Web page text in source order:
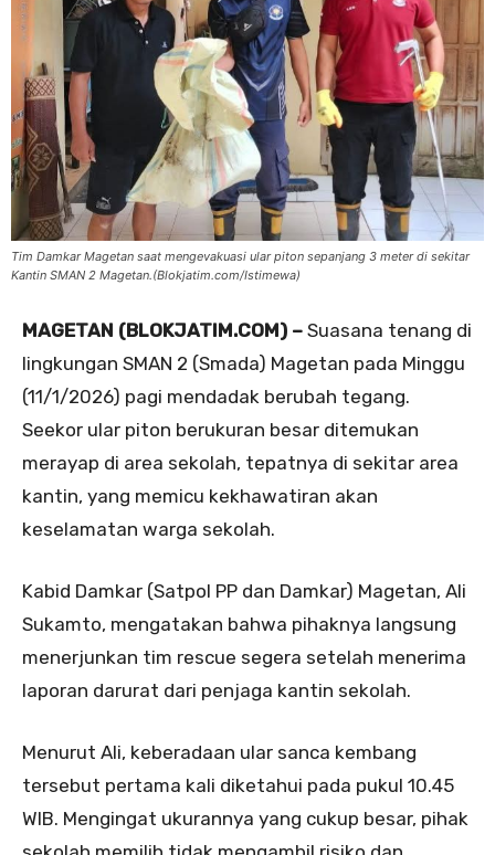
Tim Damkar Magetan saat mengevakuasi ular piton sepanjang 3 meter di sekitar
Kantin SMAN 2 Magetan.(Blokjatim.com/Istimewa)
MAGETAN (BLOKJATIM.COM) – Suasana tenang di
lingkungan SMAN 2 (Smada) Magetan pada Minggu
(11/1/2026) pagi mendadak berubah tegang.
Seekor ular piton berukuran besar ditemukan
merayap di area sekolah, tepatnya di sekitar area
kantin, yang memicu kekhawatiran akan
keselamatan warga sekolah.
Kabid Damkar (Satpol PP dan Damkar) Magetan, Ali
Sukamto, mengatakan bahwa pihaknya langsung
menerjunkan tim rescue segera setelah menerima
laporan darurat dari penjaga kantin sekolah.
Menurut Ali, keberadaan ular sanca kembang
tersebut pertama kali diketahui pada pukul 10.45
WIB. Mengingat ukurannya yang cukup besar, pihak